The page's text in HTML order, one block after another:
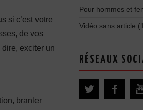
si c’est votre
de vos
exciter un
branler
Pour hommes et
Vidéo sans article
RÉSEAUX